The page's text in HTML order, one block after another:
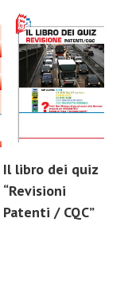
Il libro dei quiz
“Revisioni
Patenti / CQC”